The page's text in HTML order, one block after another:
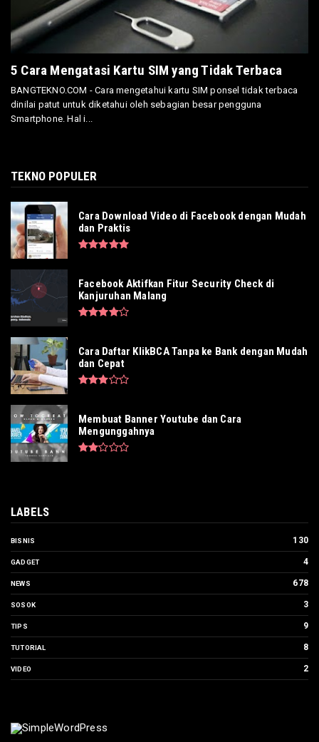
5 Cara Mengatasi Kartu SIM yang Tidak Terbaca
BANGTEKNO.COM - Cara mengetahui kartu SIM ponsel tidak terbaca
dinilai patut untuk diketahui oleh sebagian besar pengguna
Smartphone. Hal i...
TEKNO POPULER
Cara Download Video di Facebook dengan Mudah
dan Praktis
Facebook Aktifkan Fitur Security Check di
Kanjuruhan Malang
Cara Daftar KlikBCA Tanpa ke Bank dengan Mudah
dan Cepat
Membuat Banner Youtube dan Cara
Mengunggahnya
LABELS
BISNIS 130
GADGET 4
NEWS 678
SOSOK 3
TIPS 9
TUTORIAL 8
VIDEO 2